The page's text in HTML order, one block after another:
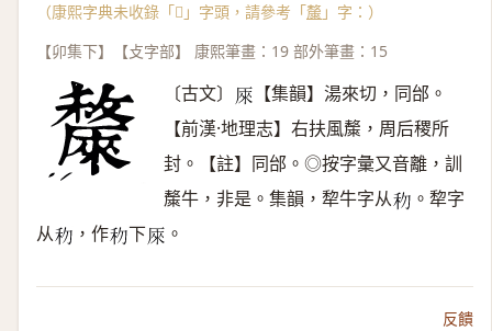
（康熙字典未收錄「𣀗」字頭，請參考「斄 」字：）
【卯集下】【攴字部】 康熙筆畫：19 部外筆畫：15
〔古文〕 𠩬
【集韻】湯來切，同邰。
【前漢·地理志】右扶風斄，周后稷所
封。【註】同邰。◎按字彙又音離，訓
斄牛，非是。集韻，犂牛字从𥝢 。犂字
从𥝢 ，作𥝢 下𠩬 。
反饋